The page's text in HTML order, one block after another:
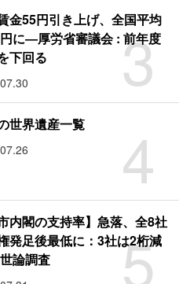
3
金55円引き上げ、全国平均
に―厚労省審議会 : 前年度
下回る
4
世界遺産一覧
5
市内閣の支持率】急落、全8社
発足後最低に：3社は2桁減
論調査